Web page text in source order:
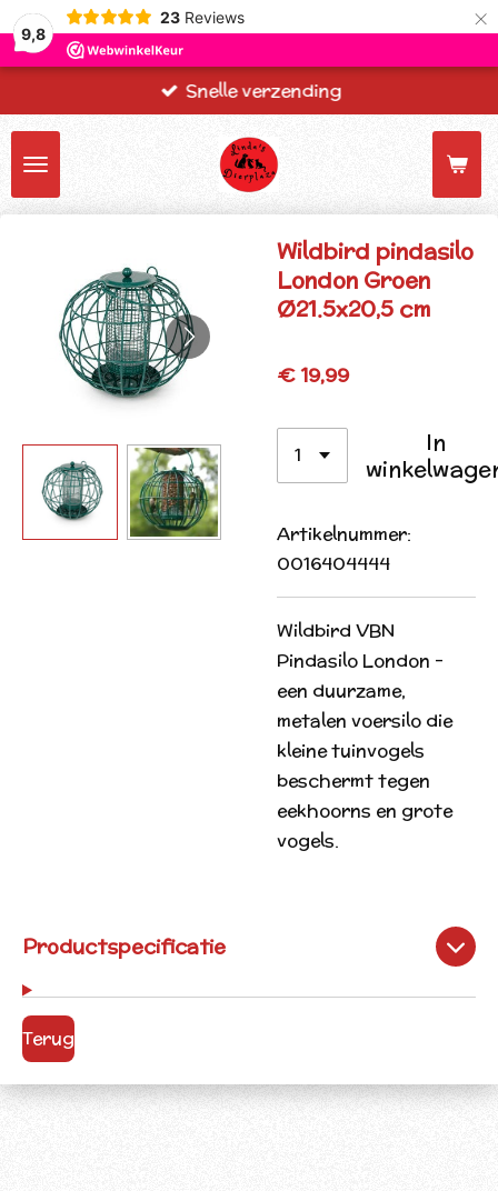
9,8
23 Reviews ×
Snelle verzending
Wildbird pindasilo
London Groen
Ø21.5x20,5 cm
€ 19,99
In
Artikelnummer:
0016404444
Wildbird VBN
Pindasilo London –
een duurzame,
metalen voersilo die
kleine tuinvogels
beschermt tegen
eekhoorns en grote
vogels.
Productspecificatie
Terug